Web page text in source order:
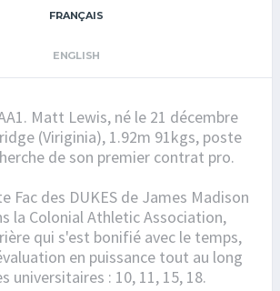
FRANÇAIS
ENGLISH
Matt Lewis, né le 21 décembre
(Viriginia), 1.92m 91kgs, poste
de son premier contrat pro.
Fac des DUKES de James Madison
la Colonial Athletic Association,
qui s'est bonifié avec le temps,
en puissance tout au long
universitaires : 10, 11, 15, 18.